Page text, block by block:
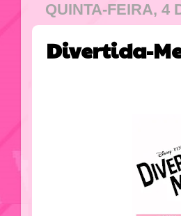
QUINTA-FEIRA, 4
Divertida-